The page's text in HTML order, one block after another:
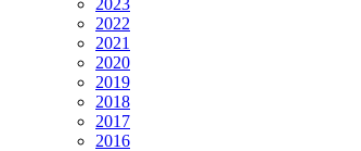
2023
2022
2021
2020
2019
2018
2017
2016